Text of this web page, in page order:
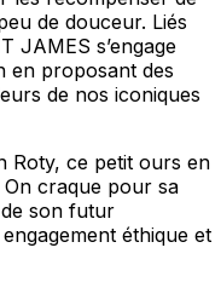
de douceur. Liés
JAMES s’engage
en proposant des
de nos iconiques
Roty, ce petit ours en
craque pour sa
son futur
éthique et